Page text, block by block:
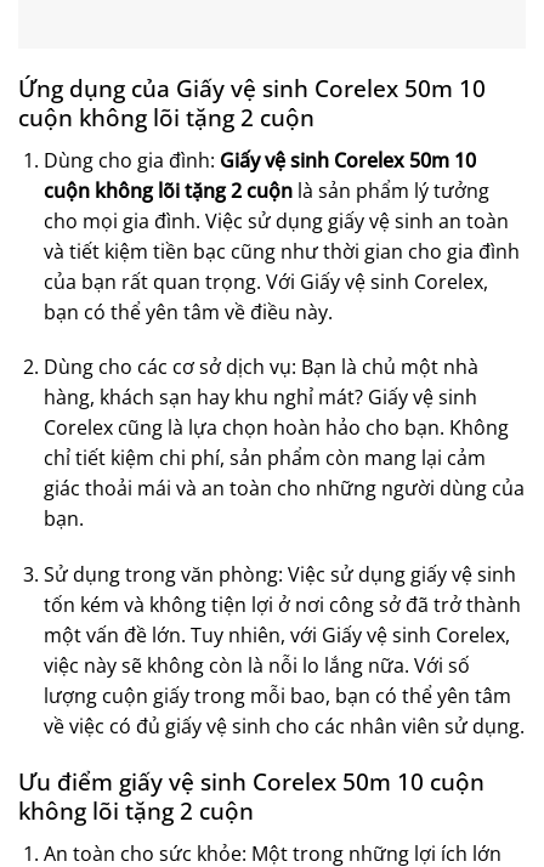
Ứng dụng của Giấy vệ sinh Corelex 50m 10
cuộn không lõi tặng 2 cuộn
Dùng cho gia đình: Giấy vệ sinh Corelex 50m 10
cuộn không lõi tặng 2 cuộnlà sản phẩm lý tưởng
cho mọi gia đình. Việc sử dụng giấy vệ sinh an toàn
và tiết kiệm tiền bạc cũng như thời gian cho gia đình
của bạn rất quan trọng. Với Giấy vệ sinh Corelex,
bạn có thể yên tâm về điều này.
Dùng cho các cơ sở dịch vụ: Bạn là chủ một nhà
hàng, khách sạn hay khu nghỉ mát? Giấy vệ sinh
Corelex cũng là lựa chọn hoàn hảo cho bạn. Không
chỉ tiết kiệm chi phí, sản phẩm còn mang lại cảm
giác thoải mái và an toàn cho những người dùng của
bạn.
Sử dụng trong văn phòng: Việc sử dụng giấy vệ sinh
tốn kém và không tiện lợi ở nơi công sở đã trở thành
một vấn đề lớn. Tuy nhiên, với Giấy vệ sinh Corelex,
việc này sẽ không còn là nỗi lo lắng nữa. Với số
lượng cuộn giấy trong mỗi bao, bạn có thể yên tâm
về việc có đủ giấy vệ sinh cho các nhân viên sử dụng.
Ưu điểm giấy vệ sinh Corelex 50m 10 cuộn
không lõi tặng 2 cuộn
An toàn cho sức khỏe: Một trong những lợi ích lớn